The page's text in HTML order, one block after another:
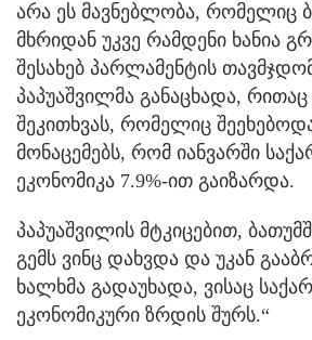
არა ეს მავნებლობა, რომელიც
მხრიდან უკვე რამდენი ხანია
შესახებ პარლამენტის
პაპუაშვილმა განაცხადა, რითაც
შეკითხვას, რომელიც
მონაცემებს, რომ იანვარში
ეკონომიკა 7.9%-ით გაიზარდა.
პაპუაშვილის მტკიცებით,
გემს ვინც დახვდა და უკან
ხალხმა გადაუხადა, ვისაც
ეკონომიკური ზრდის შურს.“